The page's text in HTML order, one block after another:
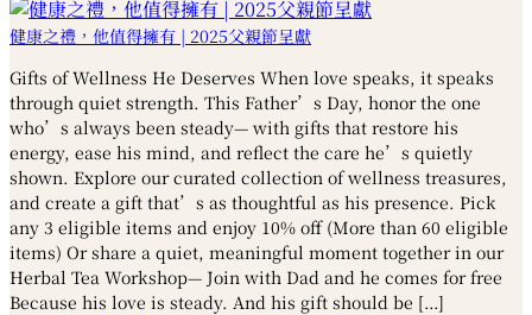
健康之禮，他值得擁有 | 2025父親節呈獻
Gifts of Wellness He Deserves When love speaks, it speaks
through quiet strength. This Father’s Day, honor the one
who’s always been steady— with gifts that restore his
energy, ease his mind, and reflect the care he’s quietly
shown. Explore our curated collection of wellness treasures,
and create a gift that’s as thoughtful as his presence. Pick
any 3 eligible items and enjoy 10% off (More than 60 eligible
items) Or share a quiet, meaningful moment together in our
Herbal Tea Workshop— Join with Dad and he comes for free
Because his love is steady. And his gift should be […]